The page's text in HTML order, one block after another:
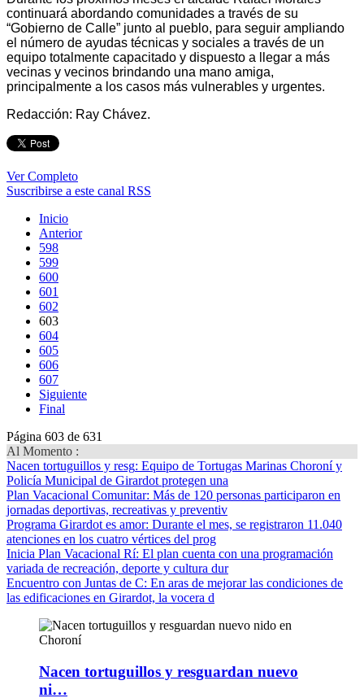
continuará abordando comunidades a través de su
“Gobierno de Calle” junto al pueblo, para seguir ampliando
el número de ayudas técnicas y sociales a través de un
equipo totalmente capacitado y dispuesto a llegar a más
vecinas y vecinos brindando una mano amiga,
principalmente a los casos más vulnerables y urgentes.
Redacción: Ray Chávez.
Ver Completo
Suscribirse a este canal RSS
Inicio
Anterior
598
599
600
601
602
603
604
605
606
607
Siguiente
Final
Página 603 de 631
Al Momento :
Nacen tortuguillos y resg: Equipo de Tortugas Marinas Choroní y
Policía Municipal de Girardot protegen una
Plan Vacacional Comunitar: Más de 120 personas participaron en
jornadas deportivas, recreativas y preventiv
Programa Girardot es amor: Durante el mes, se registraron 11.040
atenciones en los cuatro vértices del prog
Inicia Plan Vacacional Rí: El plan cuenta con una programación
variada de recreación, deporte y cultura dur
Encuentro con Juntas de C: En aras de mejorar las condiciones de
las edificaciones en Girardot, la vocera d
Nacen tortuguillos y resguardan nuevo
ni…